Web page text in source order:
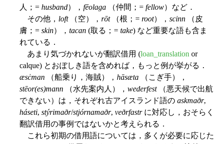
人；= husband）， fēolaga （仲間；= fellow）など．
その他， loft（空）， rōt（根；= root）， scinn （皮
膚；= skin）， tacan (取る；= take) など重要な語も含ま
れている．
あまり気づかれないが翻訳借用 (loan_translation or
calque) とおぼしき語を含めれば，もっと例が挙がる．
æsċman （船乗り，海賊）， hāsæta （こぎ手），
stēor(es)mann （水先案内人）， wederfest（悪天候で出航
できない）は，それぞれ古アイスランド語の askmaðr,
háseti, stýrimaðr/stjórnamaðr, veðrfastrに対応し，おそらく
翻訳借用の事例ではないかと考えられる．
これら初期の借用語については，多くが必要に応じた